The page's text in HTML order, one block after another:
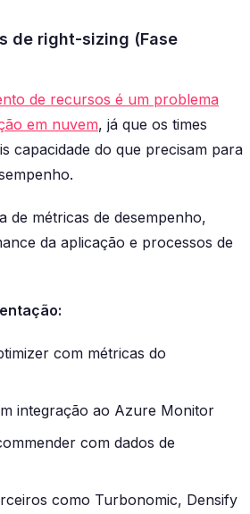
de right-sizing (Fase
de recursos é um problema
em nuvem, já que os times
capacidade do que precisam para
de métricas de desempenho,
da aplicação e processos de
com métricas do
integração ao Azure Monitor
com dados de
como Turbonomic, Densify